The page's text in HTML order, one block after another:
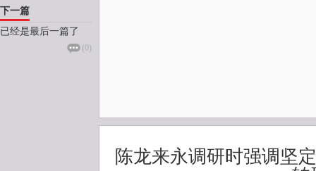
下一篇
已经是最后一篇了
(0)
陈龙来永调研时强调坚